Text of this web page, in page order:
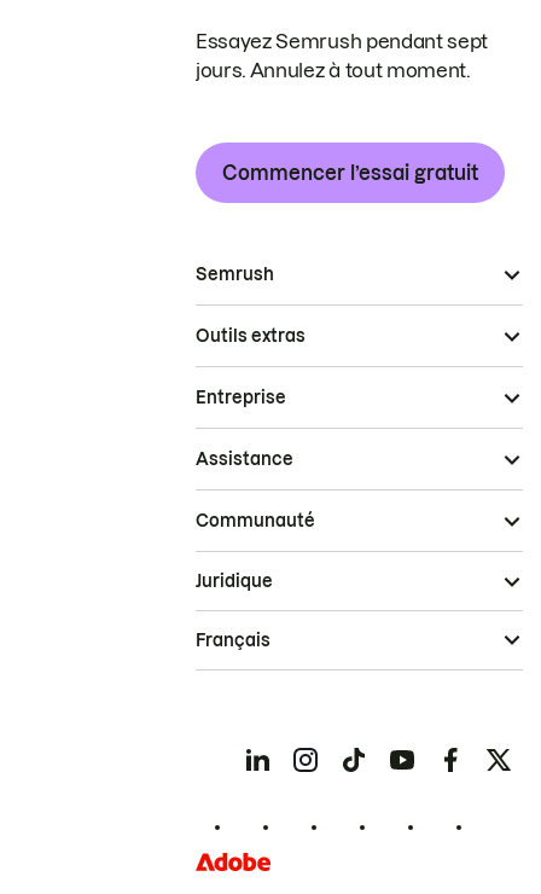
Essayez Semrush pendant sept
jours. Annulez à tout moment.
Commencer l’essai gratuit
Semrush
Outils extras
Entreprise
Assistance
Communauté
Juridique
Français